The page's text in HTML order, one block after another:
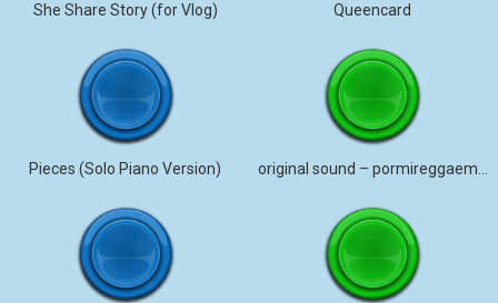
She Share Story (for Vlog) Queencard
Pieces (Solo Piano Version)